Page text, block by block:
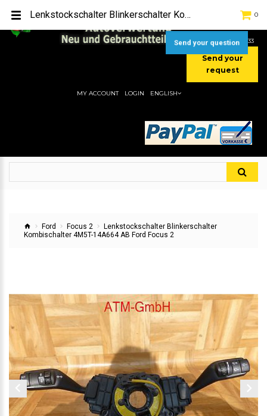
[+49] (0) 2232-5205
MOBIL:
[+49] (0) 177 / 4080033
Send your
request
0
MY ACCOUNT LOGIN ENGLISH
Ford Focus 2
Lenkstockschalter Blinkerschalter
Kombischalter 4M5T-14A664 AB Ford Focus 2
Lenkstockschalter Blinkerschalter Kombischalter 4M5T-14A664 AB Ford Focus 2
Send your question